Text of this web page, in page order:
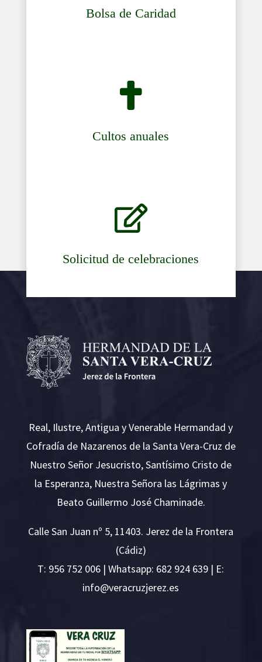
Bolsa de Caridad

Cultos anuales

Solicitud de celebraciones
Real, Ilustre, Antigua y Venerable Hermandad y
Cofradía de Nazarenos de la Santa Vera-Cruz de
Nuestro Señor Jesucristo, Santísimo Cristo de
la Esperanza, Nuestra Señora las Lágrimas y
Beato Guillermo José Chaminade.
Calle San Juan nº 5, 11403. Jerez de la Frontera
(Cádiz)
T: 956 752 006 | Whatsapp: 682 924 639 | E:
se.ze
rejzu
rcare
v@ofn
i